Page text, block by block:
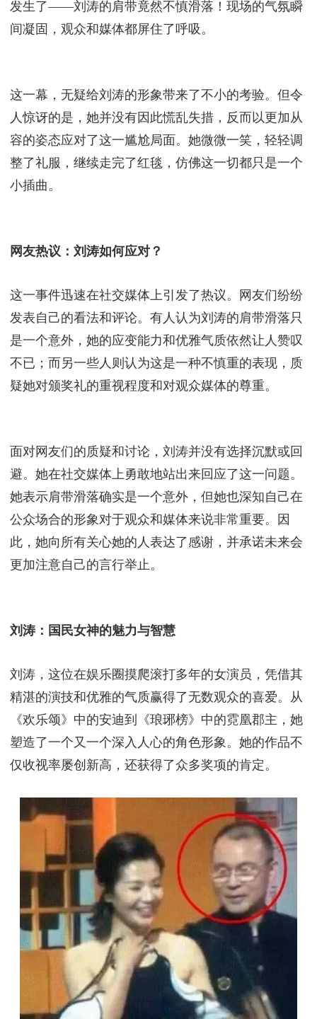
发生了——刘涛的肩带竟然不慎滑落！现场的气氛瞬
间凝固，观众和媒体都屏住了呼吸。
这一幕，无疑给刘涛的形象带来了不小的考验。但令
人惊讶的是，她并没有因此慌乱失措，反而以更加从
容的姿态应对了这一尴尬局面。她微微一笑，轻轻调
网友热议：刘涛如何应对？
这一事件迅速在社交媒体上引发了热议。网友们纷纷
是一个意外，她的应变能力和优雅气质依然让人赞叹
不已；而另一些人则认为这是一种不慎重的表现，质
疑她对颁奖礼的重视程度和对观众媒体的尊重。
面对网友们的质疑和讨论，刘涛并没有选择沉默或回
避。她在社交媒体上勇敢地站出来回应了这一问题。
她表示肩带滑落确实是一个意外，但她也深知自己在
公众场合的形象对于观众和媒体来说非常重要。因
此，她向所有关心她的人表达了感谢，并承诺未来会